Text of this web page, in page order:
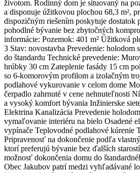
životom. Rodinný dom je situovaný na
a disponuje úžitkovou plochou 68,3 m²,
dispozičným riešením poskytuje dostatok
pohodlné bývanie bez zbytočných
informácie: Pozemok: 401 m² Úžitková
3 Stav: novostavba Prevedenie: holodom
do štandardu Technické prevedenie:
hrúbky 30 cm Zateplenie fasády 15 cm
so 6-komorovým profilom a izolačným
podlahové vykurovanie v celom dome
čerpadlo zahrnuté v cene nehnuteľnosti
a vysoký komfort bývania Inžinierske
Elektrina Kanalizácia Prevedenie
vymaľovanie interiéru na bielo Osadené
vypínače Teplovodné podlahové kúrenie
Pripravenosť na dokončenie podľa
ktorí preferujú bývanie bez ďalších
možnosť dokončenia domu do
Obec Jakubov patrí medzi vyhľadávané